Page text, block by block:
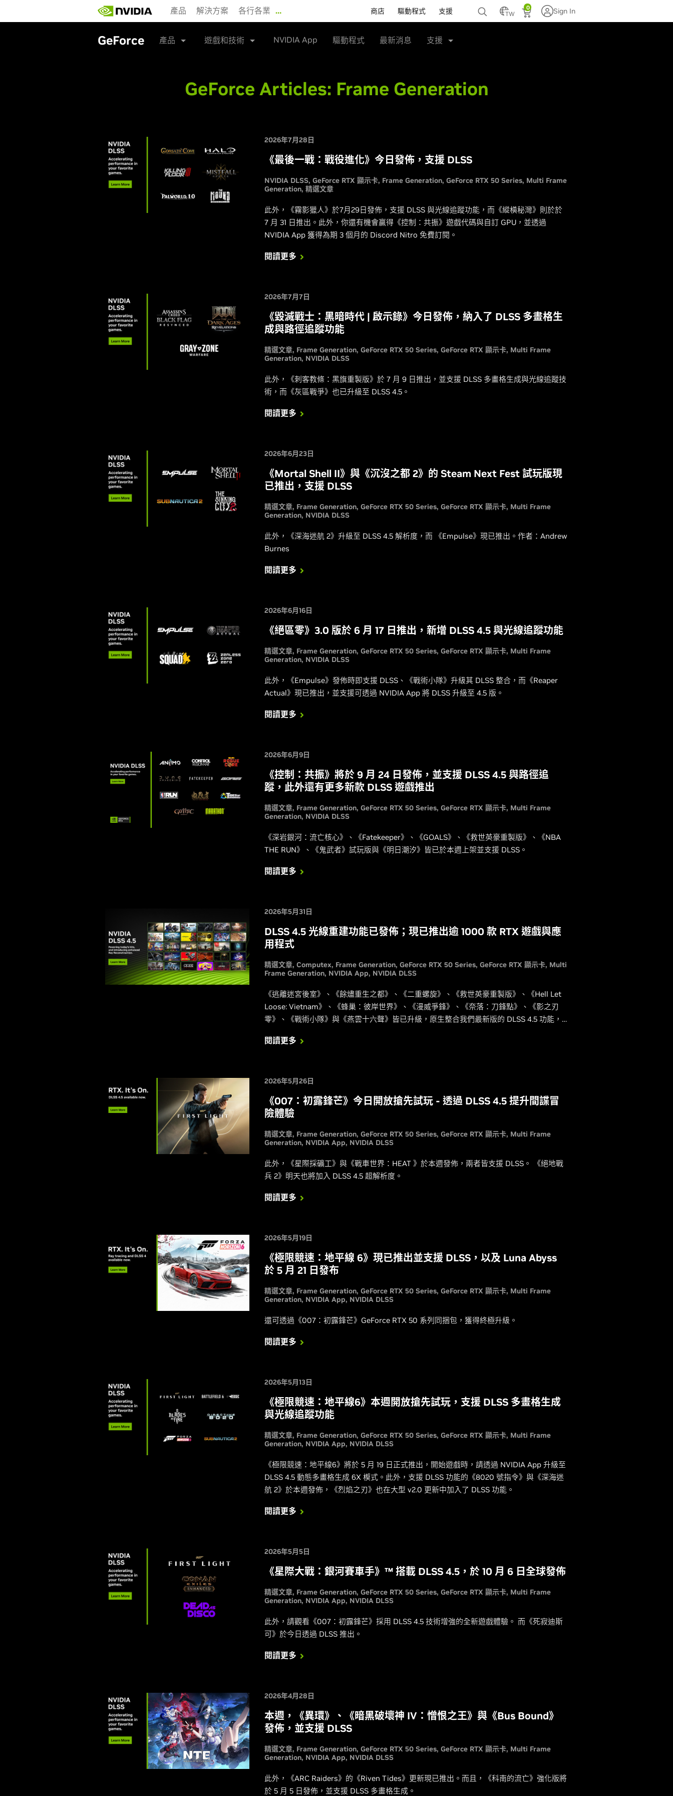
main
產品 解決方案 各行各業 … 商店 驅動程式 支援 TW
0 Sign In
GeForce 產品 遊戲和技術 NVIDIA App 驅動程式 最新消息 支援
GeForce Articles: Frame Generation
2026年7月28日
《最後一戰：戰役進化》今日發佈，支援 DLSS
NVIDIA DLSS GeForce RTX 顯示卡 Frame Generation GeForce RTX 50 Series Multi Frame
Generation 精選文章
此外，《霧影獵人》於7月29日發佈，支援 DLSS 與光線追蹤功能，而《縱橫秘灣》則於於
7 月 31 日推出。此外，你還有機會贏得《控制：共振》遊戲代碼與自訂 GPU，並透過
NVIDIA App 獲得為期 3 個月的 Discord Nitro 免費訂閱。
閱讀更多
2026年7月7日
《毀滅戰士：黑暗時代 | 啟示錄》今日發佈，納入了 DLSS 多畫格生
成與路徑追蹤功能
精選文章 Frame Generation GeForce RTX 50 Series GeForce RTX 顯示卡 Multi Frame
Generation NVIDIA DLSS
此外，《刺客教條：黑旗重製版》於 7 月 9 日推出，並支援 DLSS 多畫格生成與光線追蹤技
術，而《灰區戰爭》也已升級至 DLSS 4.5。
閱讀更多
2026年6月23日
《Mortal Shell II》與《沉沒之都 2》的 Steam Next Fest 試玩版現
已推出，支援 DLSS
精選文章 Frame Generation GeForce RTX 50 Series GeForce RTX 顯示卡 Multi Frame
Generation NVIDIA DLSS
此外，《深海迷航 2》升級至 DLSS 4.5 解析度，而 《Empulse》現已推出。作者：Andrew
Burnes
閱讀更多
2026年6月16日
《絕區零》3.0 版於 6 月 17 日推出，新增 DLSS 4.5 與光線追蹤功能
精選文章 Frame Generation GeForce RTX 50 Series GeForce RTX 顯示卡 Multi Frame
Generation NVIDIA DLSS
此外，《Empulse》發佈時即支援 DLSS、《戰術小隊》升級其 DLSS 整合，而《Reaper
Actual》現已推出，並支援可透過 NVIDIA App 將 DLSS 升級至 4.5 版。
閱讀更多
2026年6月9日
《控制：共振》將於 9 月 24 日發佈，並支援 DLSS 4.5 與路徑追
蹤，此外還有更多新款 DLSS 遊戲推出
精選文章 Frame Generation GeForce RTX 50 Series GeForce RTX 顯示卡 Multi Frame
Generation NVIDIA DLSS
《深岩銀河：流亡核心》、《Fatekeeper》、《GOALS》、《救世英豪重製版》、《NBA
THE RUN》、《鬼武者》試玩版與《明日潮汐》皆已於本週上架並支援 DLSS。
閱讀更多
2026年5月31日
DLSS 4.5 光線重建功能已發佈；現已推出逾 1000 款 RTX 遊戲與應
用程式
精選文章 Computex Frame Generation GeForce RTX 50 Series GeForce RTX 顯示卡 Multi
Frame Generation NVIDIA App NVIDIA DLSS
《逃離迷宮後室》、《餘燼重生之都》、《二重螺旋》、《救世英豪重製版》、《Hell Let
Loose: Vietnam》、《蜂巢：彼岸世界》、《漫威爭鋒》、《奈落：刀鋒點》、《影之刃
零》、《戰術小隊》與《燕雲十六聲》皆已升級，原生整合我們最新版的 DLSS 4.5 功能，
閱讀更多
2026年5月26日
《007：初露鋒芒》今日開放搶先試玩 - 透過 DLSS 4.5 提升間諜冒
險體驗
精選文章 Frame Generation GeForce RTX 50 Series GeForce RTX 顯示卡 Multi Frame
Generation NVIDIA App NVIDIA DLSS
此外，《星際採礦工》與《戰車世界：HEAT 》於本週發佈，兩者皆支援 DLSS。 《絕地戰
兵 2》明天也將加入 DLSS 4.5 超解析度。
閱讀更多
2026年5月19日
《極限競速：地平線 6》現已推出並支援 DLSS，以及 Luna Abyss
於 5 月 21 日發布
精選文章 Frame Generation GeForce RTX 50 Series GeForce RTX 顯示卡 Multi Frame
Generation NVIDIA App NVIDIA DLSS
還可透過《007：初露鋒芒》GeForce RTX 50 系列同捆包，獲得終極升級。
閱讀更多
2026年5月13日
《極限競速：地平線6》本週開放搶先試玩，支援 DLSS 多畫格生成
與光線追蹤功能
精選文章 Frame Generation GeForce RTX 50 Series GeForce RTX 顯示卡 Multi Frame
Generation NVIDIA App NVIDIA DLSS
《極限競速：地平線6》將於 5 月 19 日正式推出，開始遊戲時，請透過 NVIDIA App 升級至
DLSS 4.5 動態多畫格生成 6X 模式。此外，支援 DLSS 功能的《8020 號指令》與《深海迷
航 2》於本週發佈，《烈焰之刃》也在大型 v2.0 更新中加入了 DLSS 功能。
閱讀更多
2026年5月5日
《星際大戰：銀河賽車手》™ 搭載 DLSS 4.5，於 10 月 6 日全球發佈
精選文章 Frame Generation GeForce RTX 50 Series GeForce RTX 顯示卡 Multi Frame
Generation NVIDIA App NVIDIA DLSS
此外，請觀看《007：初露鋒芒》採用 DLSS 4.5 技術增強的全新遊戲體驗。 而《死寂迪斯
可》於今日透過 DLSS 推出。
閱讀更多
2026年4月28日
本週，《異環》、《暗黑破壞神 IV：憎恨之王》與《Bus Bound》
發佈，並支援 DLSS
精選文章 Frame Generation GeForce RTX 50 Series GeForce RTX 顯示卡 Multi Frame
Generation NVIDIA App NVIDIA DLSS
此外，《ARC Raiders》的《Riven Tides》更新現已推出。而且，《科南的流亡》強化版將
於 5 月 5 日發佈，並支援 DLSS 多畫格生成。